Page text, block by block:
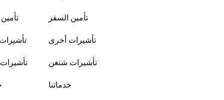
تأمين السفر
تأشيرات أخرى
تأشيرات شنغن
خدماتنا